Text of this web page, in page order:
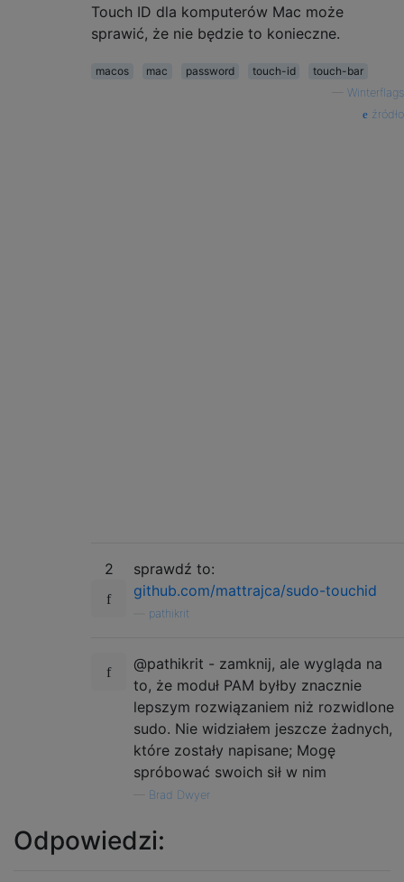
Touch ID dla komputerów Mac może
sprawić, że nie będzie to konieczne.
macos mac password touch-id
touch-bar
Winterflags
źródło
2
sprawdź to:
github.com/mattrajca/sudo-touchid
pathikrit
@pathikrit - zamknij, ale wygląda na
to, że moduł PAM byłby znacznie
lepszym rozwiązaniem niż rozwidlone
sudo. Nie widziałem jeszcze żadnych,
które zostały napisane; Mogę
spróbować swoich sił w nim
Brad Dwyer
Odpowiedzi: